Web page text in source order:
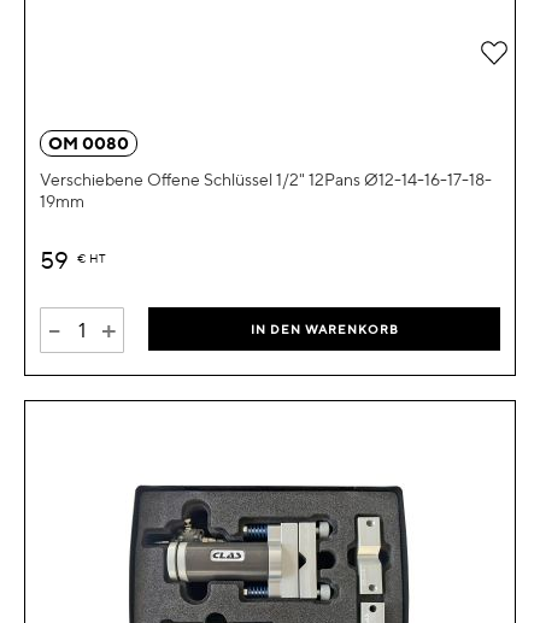
OM 0080
Verschiebene Offene Schlüssel 1/2" 12Pans Ø12-14-16-17-18-
19mm
59 € HT
- + IN DEN WARENKORB
Zur